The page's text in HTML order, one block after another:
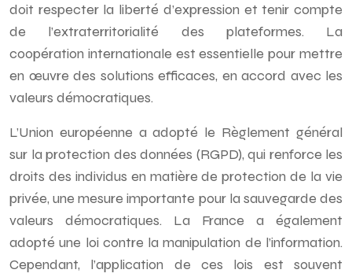
doit respecter la liberté d’expression et tenir compte
de l’extraterritorialité des plateformes. La
coopération internationale est essentielle pour mettre
en œuvre des solutions efficaces, en accord avec les
valeurs démocratiques.
L’Union européenne a adopté le Règlement général
sur la protection des données (RGPD), qui renforce les
droits des individus en matière de protection de la vie
privée, une mesure importante pour la sauvegarde des
valeurs démocratiques. La France a également
adopté une loi contre la manipulation de l’information.
Cependant, l’application de ces lois est souvent